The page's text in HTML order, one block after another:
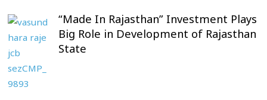
“Made In Rajasthan” Investment Plays
Big Role in Development of Rajasthan
State